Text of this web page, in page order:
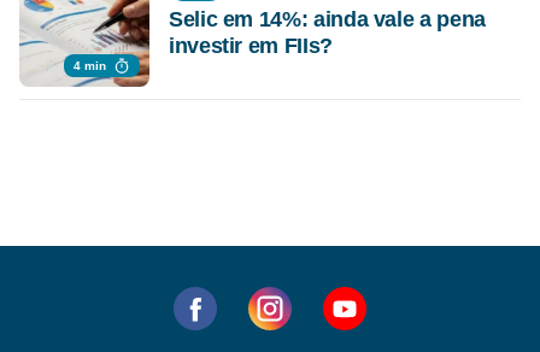
4 min
Selic em 14%: ainda vale a pena
investir em FIIs?